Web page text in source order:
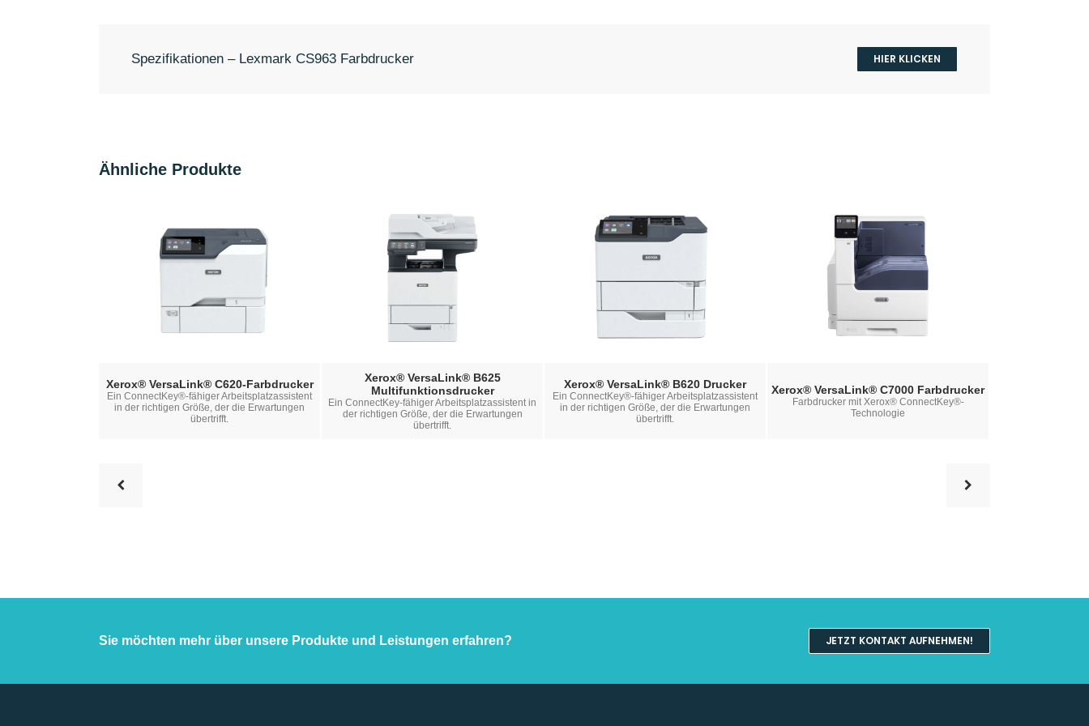
Spezifikationen – Lexmark CS963 Farbdrucker HIER KLICKEN
Ähnliche Produkte
Xerox® VersaLink® C620-Farbdrucker
Ein ConnectKey®-fähiger Arbeitsplatzassistent
in der richtigen Größe, der die Erwartungen
übertrifft.
Xerox® VersaLink® B625
Multifunktionsdrucker
Ein ConnectKey-fähiger Arbeitsplatzassistent in
der richtigen Größe, der die Erwartungen
übertrifft.
Xerox® VersaLink® B620 Drucker
Ein ConnectKey®-fähiger Arbeitsplatzassistent
in der richtigen Größe, der die Erwartungen
übertrifft.
Xerox® VersaLink® C7000 Farbdrucker
Farbdrucker mit Xerox® ConnectKey®-
Technologie
Sie möchten mehr über unsere Produkte und Leistungen erfahren? JETZT KONTAKT AUFNEHMEN!